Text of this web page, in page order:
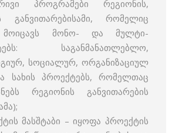
პროგრამები რეგიონის,
განვითარებისამი, რომელიც
მოიცავს მონო- და მულტი-
საგანმანათლებლო,
სოციალურ, ორგანიზაციულ
სახის პროექტებს, რომელთაც
რეგიონის განვითარების
მასშტაბი – იყოფა პროექტის